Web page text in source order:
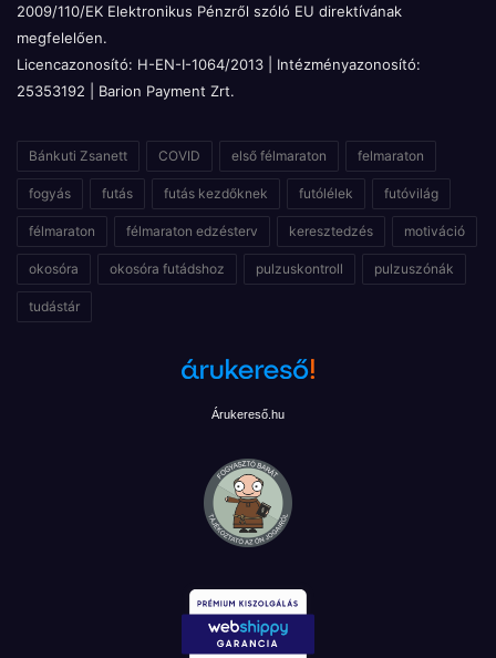
2009/110/EK Elektronikus Pénzről szóló EU direktívának
megfelelően.
Licencazonosító: H-EN-I-1064/2013 | Intézményazonosító:
25353192 | Barion Payment Zrt.
Bánkuti Zsanett COVID első félmaraton felmaraton
fogyás futás futás kezdőknek futólélek futóvilág
félmaraton félmaraton edzésterv keresztedzés motiváció
okosóra okosóra futádshoz pulzuskontroll pulzuszónák
tudástár
Árukereső.hu